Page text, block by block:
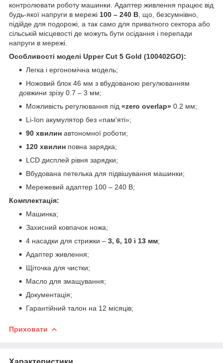
контролювати роботу машинки. Адаптер живлення працює від
будь-якої напруги в мережі 100 – 240 В , що, безсумнівно,
підійде для подорожі, а так само для приватного сектора або
сільській місцевості де можуть бути осідання і перепади
напруги в мережі.
Особливості моделі Upper Cut 5 Gold (100402GO):
Легка і ергономічна модель;
Ножовий блок 46 мм з вбудованою регулюванням
довжини зрізу 0.7 – 3 мм;
Можливість регулювання під «zero overlap» 0.2 мм;
Li-Ion акумулятор без «пам'яті»;
90 хвилин автономної роботи;
120 хвилин повна зарядка;
LCD дисплей рівня зарядки;
Вбудована петелька для підвішування машинки;
Мережевий адаптер 100 – 240 В;
Комплектація:
Машинка;
Захисний ковпачок ножа;
4 насадки для стрижки – 3, 6, 10 і 13 мм;
Адаптер живлення;
Щіточка для чистки;
Масло для змащування;
Документація;
Гарантійний талон на 12 місяців;
Приховати